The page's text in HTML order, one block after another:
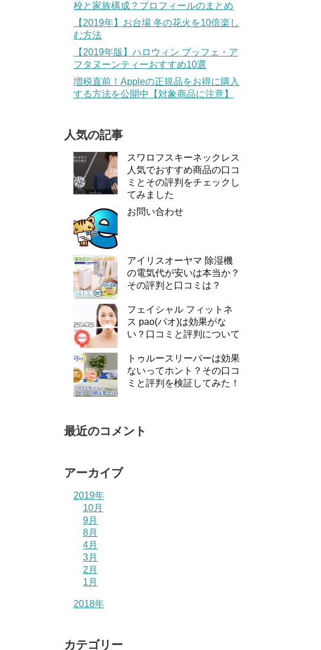
校と家族構成？プロフィールのまとめ
【2019年】お台場 冬の花火を10倍楽し
む方法
【2019年版】ハロウィン ブッフェ・ア
フタヌーンティーおすすめ10選
増税直前！Appleの正規品をお得に購入
する方法を公開中【対象商品に注意】
人気の記事
スワロフスキーネックレス
人気でおすすめ商品の口コ
ミとその評判をチェックし
てみました
お問い合わせ
アイリスオーヤマ 除湿機
の電気代が安いは本当か？
その評判と口コミは？
フェイシャル フィットネ
ス pao(パオ)は効果がな
い？口コミと評判について
トゥルースリーパーは効果
ないってホント？その口コ
ミと評判を検証してみた！
最近のコメント
アーカイブ
2019年
10月
9月
8月
4月
3月
2月
1月
2018年
カテゴリー